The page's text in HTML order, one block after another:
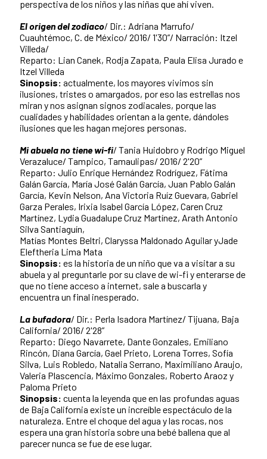
perspectiva de los niños y las niñas que ahí viven.
El origen del zodiaco/ Dir.: Adriana Marrufo/
Cuauhtémoc, C. de México/ 2016/ 1'30”/ Narración: Itzel
Villeda/
Reparto: Lian Canek, Rodja Zapata, Paula Elisa Jurado e
Itzel Villeda
Sinopsis: actualmente, los mayores vivimos sin
ilusiones, tristes o amargados, por eso las estrellas nos
miran y nos asignan signos zodiacales, porque las
cualidades y habilidades orientan a la gente, dándoles
ilusiones que les hagan mejores personas.
Mi abuela no tiene wi-fi/ Tania Huidobro y Rodrigo Miguel
Verazaluce/ Tampico, Tamaulipas/ 2016/ 2'20”
Reparto: Julio Enrique Hernández Rodríguez, Fátima
Galán García, María José Galán García, Juan Pablo Galán
García, Kevin Nelson, Ana Victoria Ruíz Guevara, Gabriel
Garza Perales, Irixia Isabel García López, Caren Cruz
Martínez, Lydia Guadalupe Cruz Martínez, Arath Antonio
Silva Santiaguín,
Matías Montes Beltri, Claryssa Maldonado Aguilar yJade
Eleftheria Lima Mata
Sinopsis: es la historia de un niño que va a visitar a su
abuela y al preguntarle por su clave de wi-fi y enterarse de
que no tiene acceso a internet, sale a buscarla y
encuentra un final inesperado.
La bufadora/ Dir.: Perla Isadora Martínez/ Tijuana, Baja
California/ 2016/ 2'28”
Reparto: Diego Navarrete, Dante Gonzales, Emiliano
Rincón, Diana García, Gael Prieto, Lorena Torres, Sofía
Silva, Luis Robledo, Natalia Serrano, Maximiliano Araujo,
Valeria Plascencia, Máximo Gonzales, Roberto Araoz y
Paloma Prieto
Sinopsis: cuenta la leyenda que en las profundas aguas
de Baja California existe un increíble espectáculo de la
naturaleza. Entre el choque del agua y las rocas, nos
espera una gran historia sobre una bebé ballena que al
parecer nunca se fue de ese lugar.